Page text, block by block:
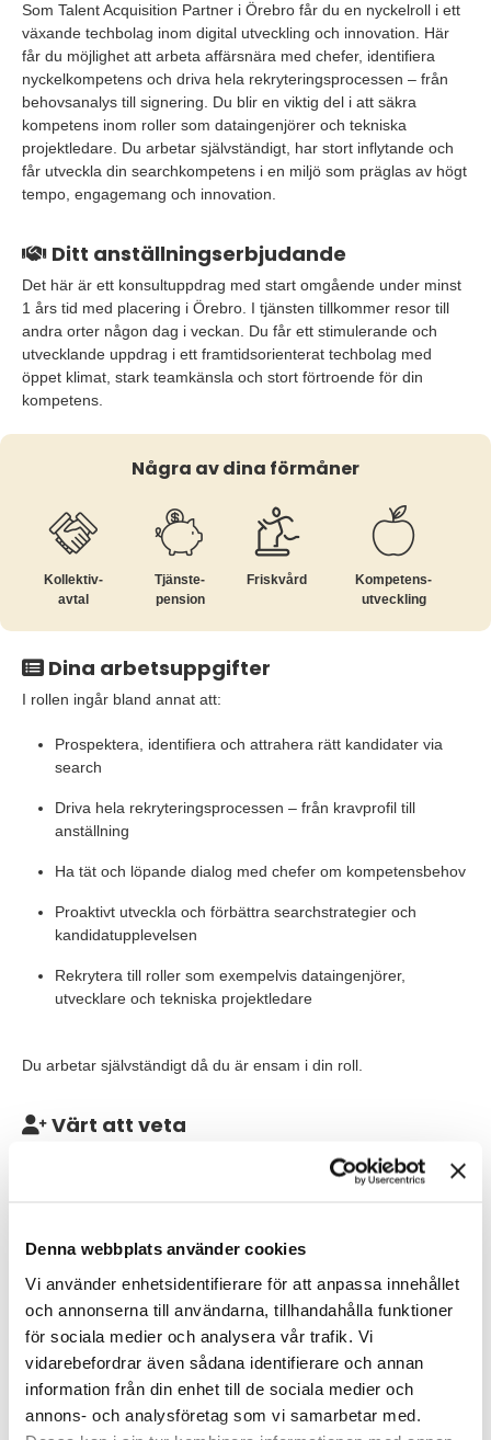
Denna webbplats använder cookies
Vi använder enhetsidentifierare för att anpassa innehållet
och annonserna till användarna, tillhandahålla funktioner
för sociala medier och analysera vår trafik. Vi
vidarebefordrar även sådana identifierare och annan
information från din enhet till de sociala medier och
annons- och analysföretag som vi samarbetar med.
Som Talent Acquisition Partner i Örebro får du en nyckelroll i ett
växande techbolag inom digital utveckling och innovation. Här
får du möjlighet att arbeta affärsnära med chefer, identifiera
nyckelkompetens och driva hela rekryteringsprocessen – från
behovsanalys till signering. Du blir en viktig del i att säkra
kompetens inom roller som dataingenjörer och tekniska
projektledare. Du arbetar självständigt, har stort inflytande och
får utveckla din searchkompetens i en miljö som präglas av högt
tempo, engagemang och innovation.
Ditt anställningserbjudande
Det här är ett konsultuppdrag med start omgående under minst
1 års tid med placering i Örebro. I tjänsten tillkommer resor till
andra orter någon dag i veckan. Du får ett stimulerande och
utvecklande uppdrag i ett framtidsorienterat techbolag med
öppet klimat, stark teamkänsla och stort förtroende för din
kompetens.
Några av dina förmåner
Kollektiv­
avtal
Tjänste­
pension
Friskvård
Kompetens­
utveckling
Dina arbetsuppgifter
I rollen ingår bland annat att:
Prospektera, identifiera och attrahera rätt kandidater via
search
Driva hela rekryteringsprocessen – från kravprofil till
anställning
Ha tät och löpande dialog med chefer om kompetensbehov
Proaktivt utveckla och förbättra searchstrategier och
kandidatupplevelsen
Rekrytera till roller som exempelvis dataingenjörer,
utvecklare och tekniska projektledare
Du arbetar självständigt då du är ensam i din roll.
Värt att veta
Uppdraget är på heltid med placering i Örebro. Några resdagar
per vecka kan förekomma, framför allt inom region Mitt och
och andra rekryterare i ett dynamiskt team.
Våra förväntningar
Vi söker dig som har tidigare erfarenhet av rekrytering och
search inom teknik- eller IT-branschen. Du är självgående,
målmedveten och nyfiken – du gillar att ta ansvar och driva
processer framåt. För att lyckas i rollen bör du även ha en god